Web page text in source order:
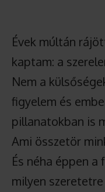
Évek múltán
kaptam: a
Nem a
figyelem és
pillanatokban is
Ami összetör
És néha éppen
milyen